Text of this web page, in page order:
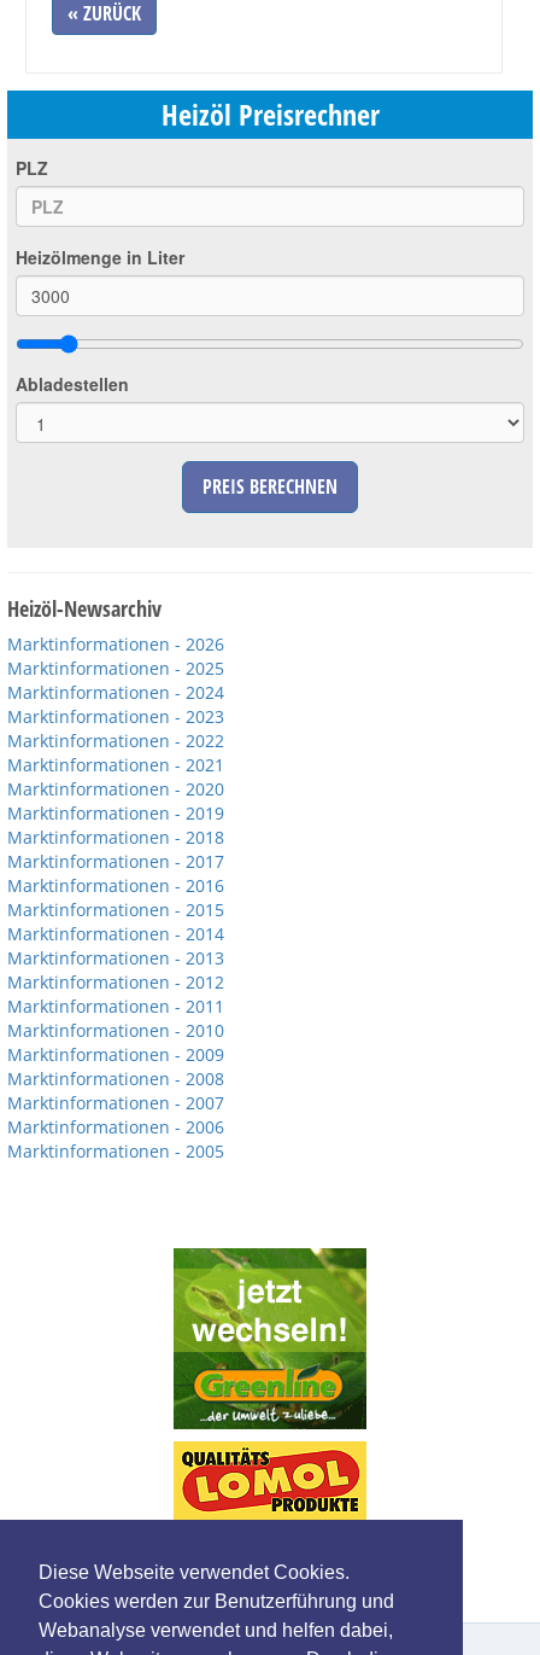
Diese Webseite verwendet Cookies.
Cookies werden zur Benutzerführung und
Webanalyse verwendet und helfen dabei,
« ZURÜCK
Heizöl Preisrechner
PLZ
Heizölmenge in Liter
Abladestellen
PREIS BERECHNEN
Heizöl-Newsarchiv
Marktinformationen - 2026
Marktinformationen - 2025
Marktinformationen - 2024
Marktinformationen - 2023
Marktinformationen - 2022
Marktinformationen - 2021
Marktinformationen - 2020
Marktinformationen - 2019
Marktinformationen - 2018
Marktinformationen - 2017
Marktinformationen - 2016
Marktinformationen - 2015
Marktinformationen - 2014
Marktinformationen - 2013
Marktinformationen - 2012
Marktinformationen - 2011
Marktinformationen - 2010
Marktinformationen - 2009
Marktinformationen - 2008
Marktinformationen - 2007
Marktinformationen - 2006
Marktinformationen - 2005